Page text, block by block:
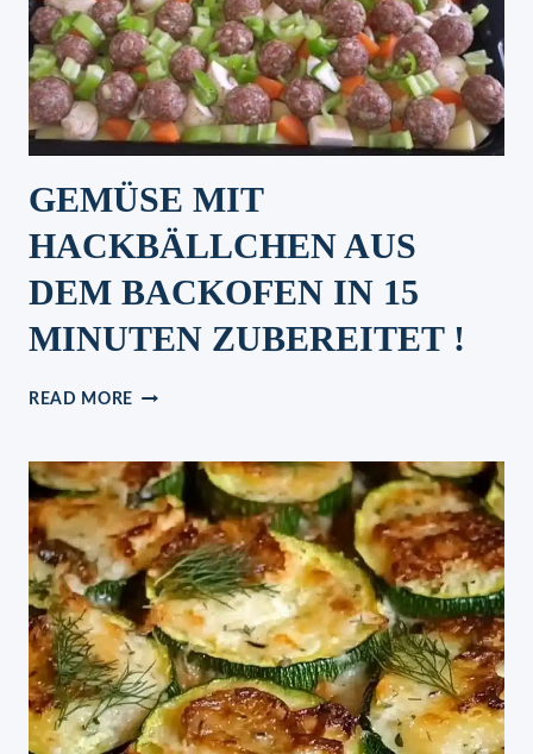
GEMÜSE MIT
HACKBÄLLCHEN AUS
DEM BACKOFEN IN 15
MINUTEN ZUBEREITET !
READ MORE GEMÜSE
AUS
DEM
BACKOFEN
IN
15
MINUTEN
ZUBEREITET
!